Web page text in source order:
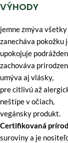
VÝHODY
jemne zmýva
zanecháva pokožku
upokojuje
zachováva
umýva aj vlásky,
pre citlivú až
neštípe v očiach,
vegánsky produkt.
Certifikovaná
suroviny a je